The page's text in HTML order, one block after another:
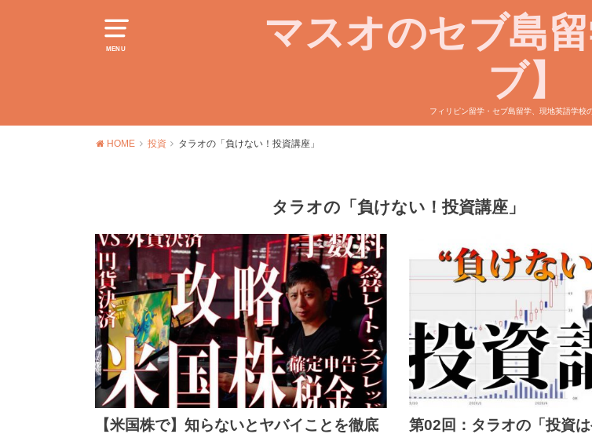
MENU
マスオのセブ島
ブ】
フィリピン留学・セブ島留学、現地英語学校
HOME 投資 タラオの「負けない！投資講座」
タラオの「負けない！投資講座」
【米国株で】知らないとヤバイことを徹底
第02回：タラオの「投資は